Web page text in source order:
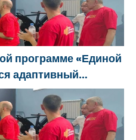
программе «Единой
адаптивный